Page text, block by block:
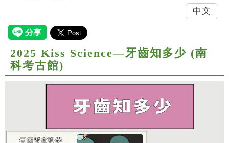
中文
2025 Kiss Science—牙齒知多少 (南
科考古館)